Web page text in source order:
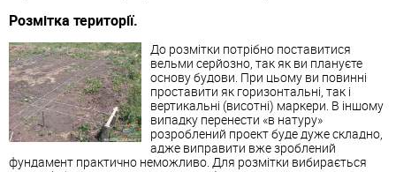
Розмітка території.
До розмітки потрібно поставитися
вельми серйозно, так як ви плануєте
основу будови. При цьому ви повинні
проставити як горизонтальні, так і
вертикальні (висотні) маркери. В іншому
випадку перенести «в натуру»
розроблений проект буде дуже складно,
адже виправити вже зроблений
фундамент практично неможливо. Для розмітки вибирається